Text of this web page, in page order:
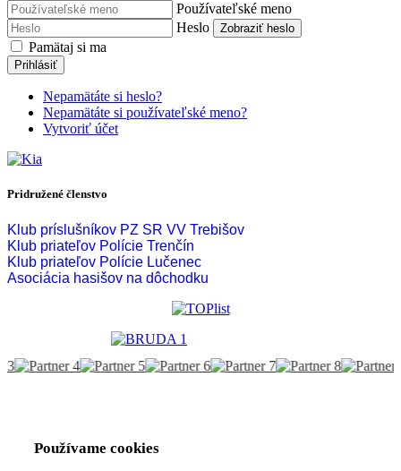
Používateľské meno
Heslo
Zobraziť heslo
Pamätaj si ma
Prihlásiť
Nepamätáte si heslo?
Nepamätáte si používateľské meno?
Vytvoriť účet
Pridružené členstvo
Klub príslušníkov PZ SR VV Trebišov
Klub priateľov Polície Trenčín
Klub priateľov Polície Lučenec
Asociácia hasišov na dôchodku
Používame cookies